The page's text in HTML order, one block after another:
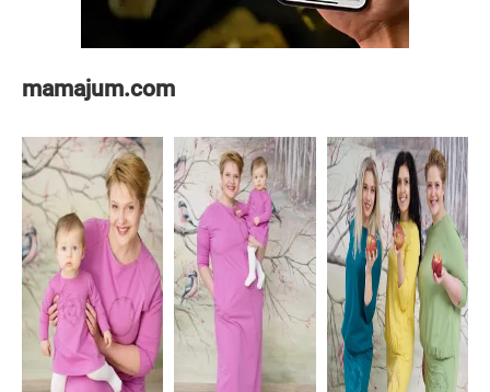
mamajum.com